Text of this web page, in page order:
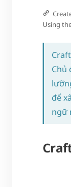
Using
Chủ
để
ngữ